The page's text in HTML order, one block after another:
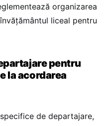
organizarea
liceal pentru
pentru
la acordarea
de departajare,